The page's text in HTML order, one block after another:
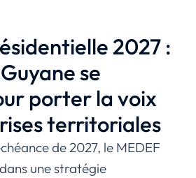
2027 :
se
porter la voix
territoriales
de 2027, le MEDEF
une stratégie